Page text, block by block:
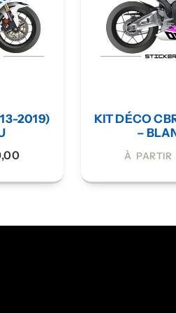
2019)
KIT DÉCO
–
À